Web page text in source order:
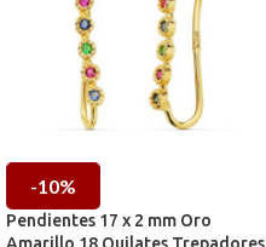
-10%
Pendientes 17 x 2 mm Oro